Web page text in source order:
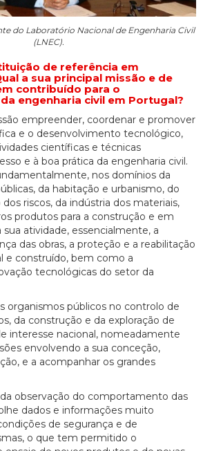
do Laboratório Nacional de Engenharia Civil
(LNEC).
de referência em
a sua principal missão e de
contribuído para o
engenharia civil em Portugal?
empreender, coordenar e promover
e o desenvolvimento tecnológico,
científicas e técnicas
e à boa prática da engenharia civil.
nos domínios da
da habitação e urbanismo, do
riscos, da indústria dos materiais,
produtos para a construção e em
sua atividade, essencialmente, a
das obras, a proteção e a reabilitação
e construído, bem como a
tecnológicas do setor da
organismos públicos no controlo de
da construção e da exploração de
interesse nacional, nomeadamente
envolvendo a sua conceção,
e a acompanhar os grandes
observação do comportamento das
dados e informações muito
de segurança e de
o que tem permitido o